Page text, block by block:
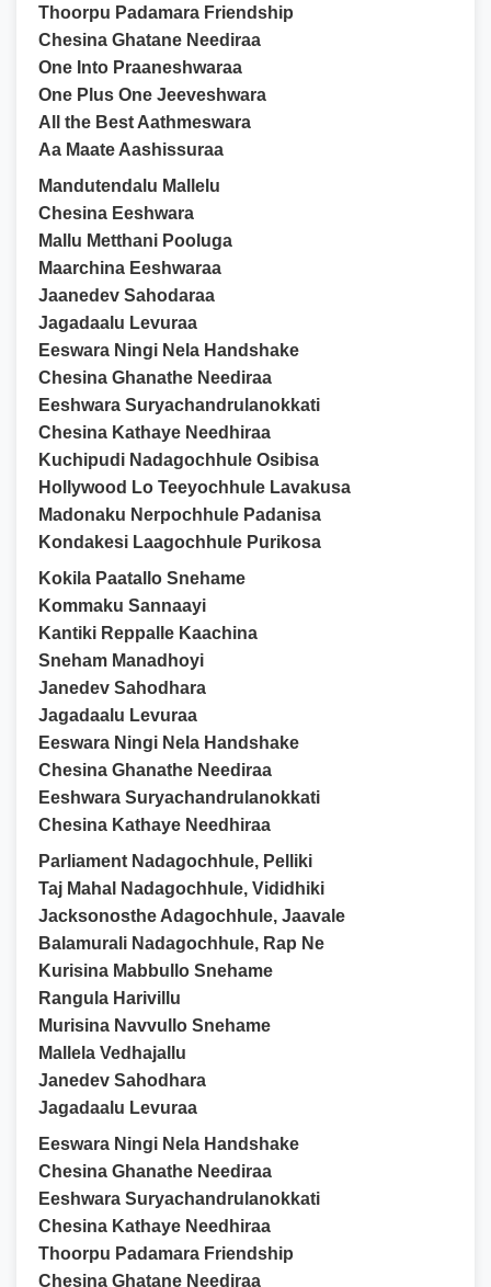
Thoorpu Padamara Friendship
Chesina Ghatane Neediraa
One Into Praaneshwaraa
One Plus One Jeeveshwara
All the Best Aathmeswara
Aa Maate Aashissuraa
Mandutendalu Mallelu
Chesina Eeshwara
Mallu Metthani Pooluga
Maarchina Eeshwaraa
Jaanedev Sahodaraa
Jagadaalu Levuraa
Eeswara Ningi Nela Handshake
Chesina Ghanathe Neediraa
Eeshwara Suryachandrulanokkati
Chesina Kathaye Needhiraa
Kuchipudi Nadagochhule Osibisa
Hollywood Lo Teeyochhule Lavakusa
Madonaku Nerpochhule Padanisa
Kondakesi Laagochhule Purikosa
Kokila Paatallo Snehame
Kommaku Sannaayi
Kantiki Reppalle Kaachina
Sneham Manadhoyi
Janedev Sahodhara
Jagadaalu Levuraa
Eeswara Ningi Nela Handshake
Chesina Ghanathe Neediraa
Eeshwara Suryachandrulanokkati
Chesina Kathaye Needhiraa
Parliament Nadagochhule, Pelliki
Taj Mahal Nadagochhule, Vididhiki
Jacksonosthe Adagochhule, Jaavale
Balamurali Nadagochhule, Rap Ne
Kurisina Mabbullo Snehame
Rangula Harivillu
Murisina Navvullo Snehame
Mallela Vedhajallu
Janedev Sahodhara
Jagadaalu Levuraa
Eeswara Ningi Nela Handshake
Chesina Ghanathe Neediraa
Eeshwara Suryachandrulanokkati
Chesina Kathaye Needhiraa
Thoorpu Padamara Friendship
Chesina Ghatane Neediraa